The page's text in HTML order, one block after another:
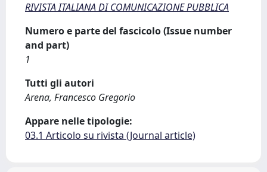
RIVISTA ITALIANA DI COMUNICAZIONE PUBBLICA
Numero e parte del fascicolo (Issue number
and part)
1
Tutti gli autori
Arena, Francesco Gregorio
Appare nelle tipologie:
03.1 Articolo su rivista (Journal article)